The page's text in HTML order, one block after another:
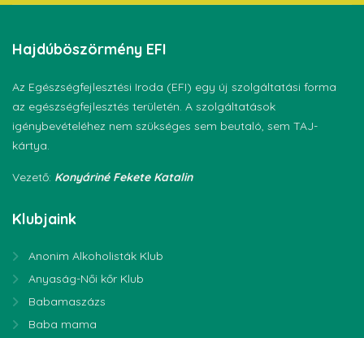
Hajdúböszörmény EFI
Az Egészségfejlesztési Iroda (EFI) egy új szolgáltatási forma
az egészségfejlesztés területén. A szolgáltatások
igénybevételéhez nem szükséges sem beutaló, sem TAJ-
kártya.
Vezető: Konyáriné Fekete Katalin
Klubjaink
Anonim Alkoholisták Klub
Anyaság-Női kőr Klub
Babamaszázs
Baba mama